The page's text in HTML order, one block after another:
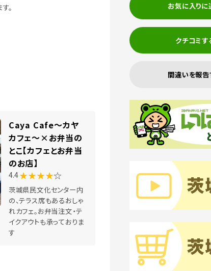
。
Caya Cafe～カヤ
カフェ～×お弁当の
とこ【カフェとお弁当
のお店】
4.4★★★★☆
茨城県民文化センター内
の、テラス席もあるおしゃ
れカフェ。お弁当注文・テ
イクアウトも承っておりま
す
お気に入りに
クチコミす
間違いを報告